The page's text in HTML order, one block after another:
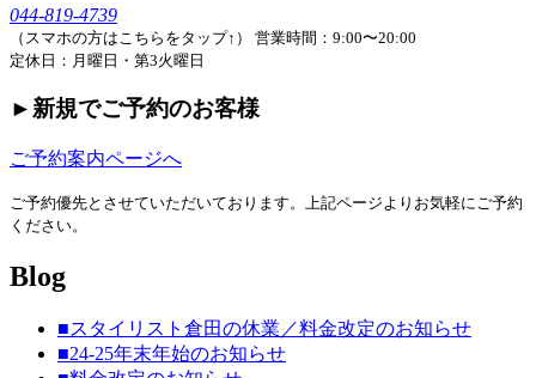
044-819-4739
（スマホの方はこちらをタップ↑）
営業時間：9:00〜20:00
定休日：月曜日・第3火曜日
►︎新規でご予約のお客様
ご予約案内ページへ
ご予約優先とさせていただいております。上記ページよりお気軽にご予約
ください。
Blog
■スタイリスト倉田の休業／料金改定のお知らせ
■24-25年末年始のお知らせ